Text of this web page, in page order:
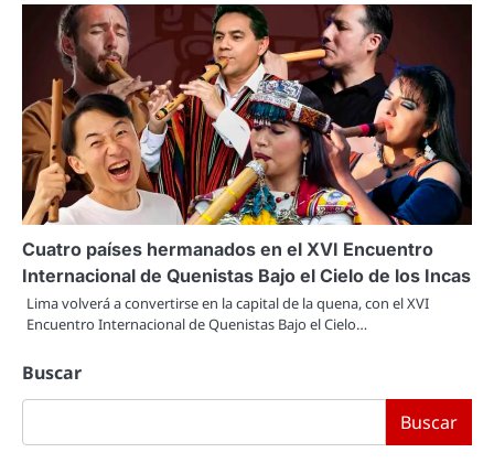
Cuatro países hermanados en el XVI Encuentro
Internacional de Quenistas Bajo el Cielo de los Incas
Lima volverá a convertirse en la capital de la quena, con el XVI
Encuentro Internacional de Quenistas Bajo el Cielo…
Buscar
Buscar